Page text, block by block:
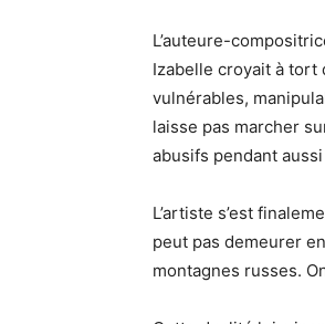
L’auteure-
Izabelle croyait à
vulnérables,
laisse pas marcher
abusifs pendant
L’artiste s’est
peut pas demeurer
montagnes russes.